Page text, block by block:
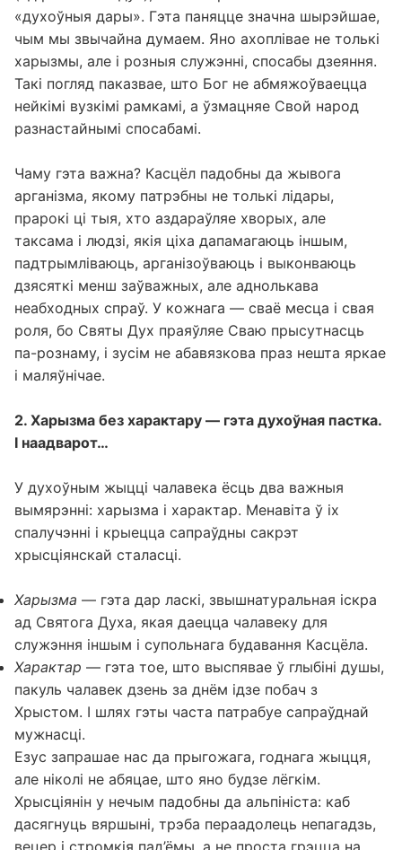
(ад pneuma — дух), што літаральна азначае
«духоўныя дары». Гэта паняцце значна шырэйшае,
чым мы звычайна думаем. Яно ахоплівае не толькі
харызмы, але і розныя служэнні, спосабы дзеяння.
Такі погляд паказвае, што Бог не абмяжоўваецца
нейкімі вузкімі рамкамі, а ўзмацняе Свой народ
Чаму гэта важна? Касцёл падобны да жывога
арганізма, якому патрэбны не толькі лідары,
прарокі ці тыя, хто аздараўляе хворых, але
таксама і людзі, якія ціха дапамагаюць іншым,
падтрымліваюць, арганізоўваюць і выконваюць
дзясяткі менш заўважных, але аднолькава
неабходных спраў. У кожнага — сваё месца і свая
роля, бо Святы Дух праяўляе Сваю прысутнасць
па-рознаму, і зусім не абавязкова праз нешта яркае
2. Харызма без характару — гэта духоўная пастка.
У духоўным жыцці чалавека ёсць два важныя
вымярэнні: харызма і характар. Менавіта ў іх
спалучэнні і крыецца сапраўдны сакрэт
Харызма— гэта дар ласкі, звышнатуральная іскра
ад Святога Духа, якая даецца чалавеку для
служэння іншым і супольнага будавання Касцёла.
Характар— гэта тое, што выспявае ў глыбіні душы,
пакуль чалавек дзень за днём ідзе побач з
Хрыстом. І шлях гэты часта патрабуе сапраўднай
мужнасці.
Езус запрашае нас да прыгожага, годнага жыцця,
але ніколі не абяцае, што яно будзе лёгкім.
Хрысціянін у нечым падобны да альпініста: каб
дасягнуць вяршыні, трэба пераадолець непагадзь,